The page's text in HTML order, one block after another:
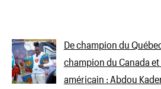
De champion du
champion du Canada
américain : Abdou